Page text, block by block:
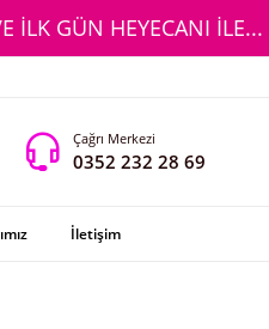
İLK GÜN HEYECANI İLE...
Çağrı Merkezi
0352 232 28 69
İletişim